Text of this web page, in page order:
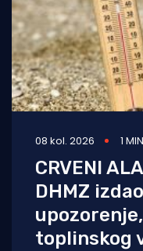
08 kol. 2026 1
CRVENI
DHMZ
toplinskog